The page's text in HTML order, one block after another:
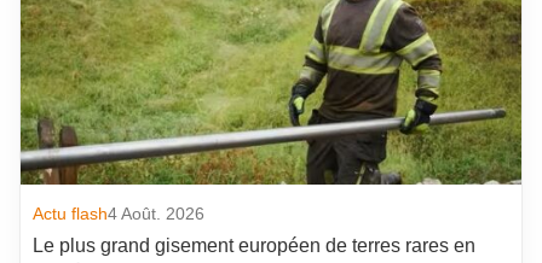
Actu flash4 Août. 2026
Le plus grand gisement européen de terres rares en